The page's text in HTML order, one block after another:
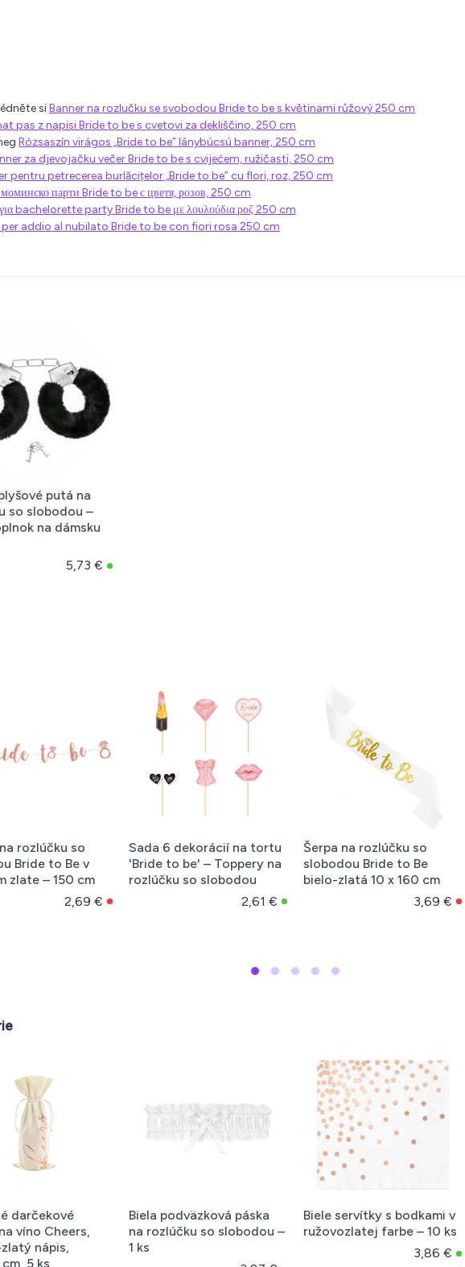
siBanner na rozlučku se svobodou Bride to be s květinami růžový 250 cm
pas z napisi Bride to be s cvetovi za dekliščino, 250 cm
Rózsaszín virágos „Bride to be” lánybúcsú banner, 250 cm
za djevojačku večer Bride to be s cvijećem, ružičasti, 250 cm
pentru petrecerea burlăcițelor „Bride to be” cu flori, roz, 250 cm
моминско парти Bride to be с цветя, розов, 250 cm
bachelorette party Bride to be με λουλούδια ροζ 250 cm
per addio al nubilato Bride to be con fiori rosa 250 cm
putá na
so slobodou –
na dámsku
5,73 €
rozlúčku so
Bride to Be v
zlate – 150 cm
2,69 €
Sada 6 dekorácií na tortu
'Bride to be' – Toppery na
rozlúčku so slobodou
2,61 €
Šerpa na rozlúčku so
slobodou Bride to Be
bielo-zlatá 10 x 160 cm
3,69 €
darčekové
víno Cheers,
nápis,
5 ks
Biela podväzková páska
na rozlúčku so slobodou –
1 ks
Biele servítky s bodkami v
ružovozlatej farbe – 10 ks
3,86 €